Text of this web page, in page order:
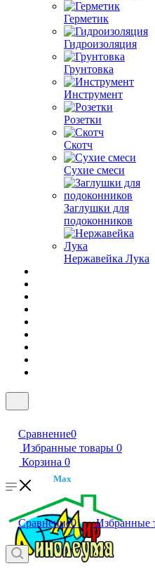
Герметик
Гидроизоляция
Грунтовка
Инструмент
Розетки
Скотч
Сухие смеси
Заглушки для
подоконников
Нержавейка Лука
Сравнение0
Избранные товары 0
Корзина 0
Max
Сравнение0 Избранные